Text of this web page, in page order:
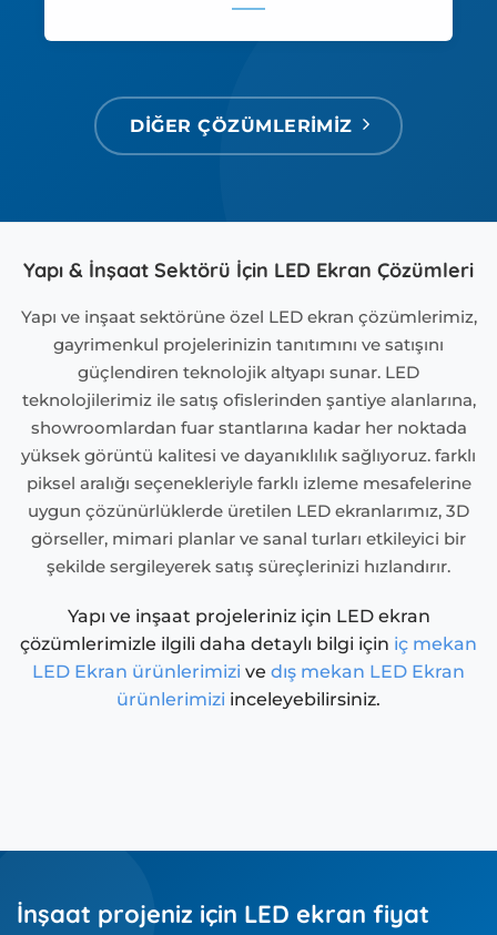
DİĞER ÇÖZÜMLERİMİZ
Yapı & İnşaat Sektörü İçin LED Ekran Çözümleri
Yapı ve inşaat sektörüne özel LED ekran çözümlerimiz,
gayrimenkul projelerinizin tanıtımını ve satışını
güçlendiren teknolojik altyapı sunar. LED
teknolojilerimiz ile satış ofislerinden şantiye alanlarına,
showroomlardan fuar stantlarına kadar her noktada
yüksek görüntü kalitesi ve dayanıklılık sağlıyoruz. farklı
piksel aralığı seçenekleriyle farklı izleme mesafelerine
uygun çözünürlüklerde üretilen LED ekranlarımız, 3D
görseller, mimari planlar ve sanal turları etkileyici bir
şekilde sergileyerek satış süreçlerinizi hızlandırır.
Yapı ve inşaat projeleriniz için LED ekran
çözümlerimizle ilgili daha detaylı bilgi için iç mekan
LED Ekran ürünlerimizi ve dış mekan LED Ekran
ürünlerimizi inceleyebilirsiniz.
İnşaat projeniz için LED ekran fiyat